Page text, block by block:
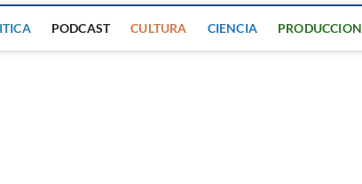
PODCAST CULTURA CIENCIA PRODUCCION